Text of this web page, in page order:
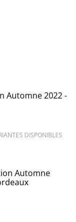
Automne 2022 -
DISPONIBLES